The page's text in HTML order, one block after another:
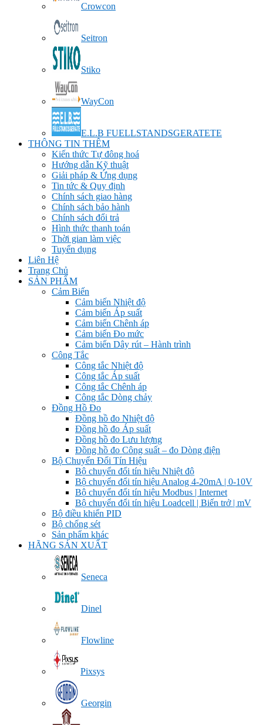
Crowcon
Seitron
Stiko
WayCon
E.L.B FUELLSTANDSGERATETE
THÔNG TIN THÊM
Kiến thức Tự đông hoá
Hướng dẫn Kỹ thuật
Giải pháp & Ứng dụng
Tin tức & Quy định
Chính sách giao hàng
Chính sách bảo hành
Chính sách đổi trả
Hình thức thanh toán
Thời gian làm việc
Tuyển dụng
Liên Hệ
Trang Chủ
SẢN PHẨM
Cảm Biến
Cảm biến Nhiệt độ
Cảm biến Áp suất
Cảm biến Chênh áp
Cảm biến Đo mức
Cảm biến Dây rút – Hành trình
Công Tắc
Công tắc Nhiệt độ
Công tắc Áp suất
Công tắc Chênh áp
Công tắc Dòng chảy
Đồng Hồ Đo
Đồng hồ đo Nhiệt độ
Đồng hồ đo Áp suất
Đồng hồ đo Lưu lượng
Đồng hồ đo Công suất – đo Dòng điện
Bộ Chuyển Đổi Tín Hiệu
Bộ chuyển đổi tín hiệu Nhiệt độ
Bộ chuyển đổi tín hiệu Analog 4-20mA | 0-10V
Bộ chuyển đổi tín hiệu Modbus | Internet
Bộ chuyển đổi tín hiệu Loadcell | Biến trở | mV
Bộ điều khiển PID
Bộ chống sét
Sản phẩm khác
HÃNG SẢN XUẤT
Seneca
Dinel
Flowline
Pixsys
Georgin